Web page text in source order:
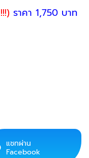
ราคา 1,750 บาท
แชทผ่าน
Facebook